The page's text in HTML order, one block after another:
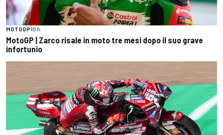
MOTOGP10 h
MotoGP | Zarco risale in moto tre mesi dopo il suo grave
infortunio